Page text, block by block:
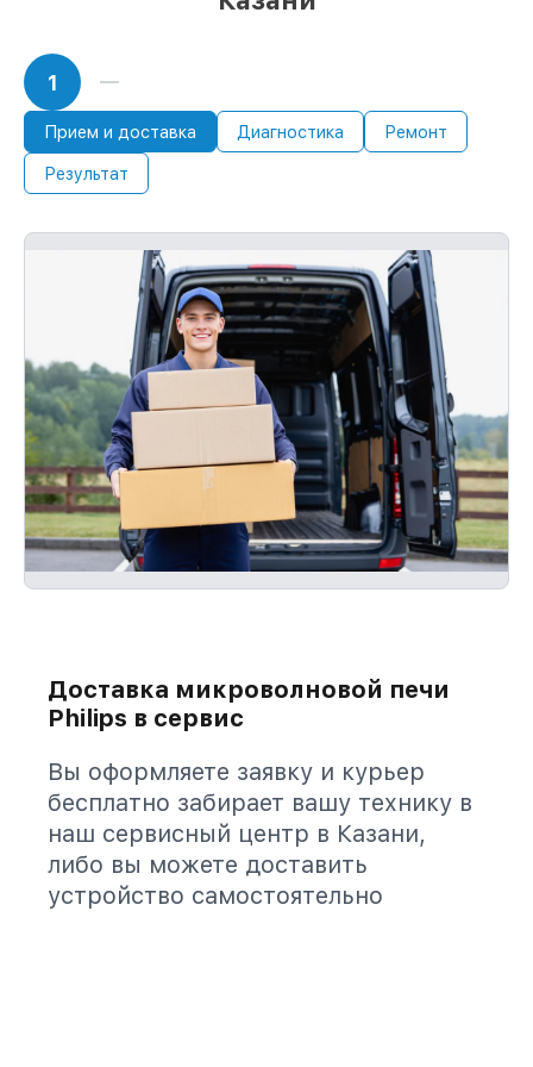
1
Прием и доставка Диагностика Ремонт
Результат
Доставка микроволновой печи
Philips в сервис
Вы оформляете заявку и курьер
бесплатно забирает вашу технику в
наш сервисный центр в Казани,
либо вы можете доставить
устройство самостоятельно